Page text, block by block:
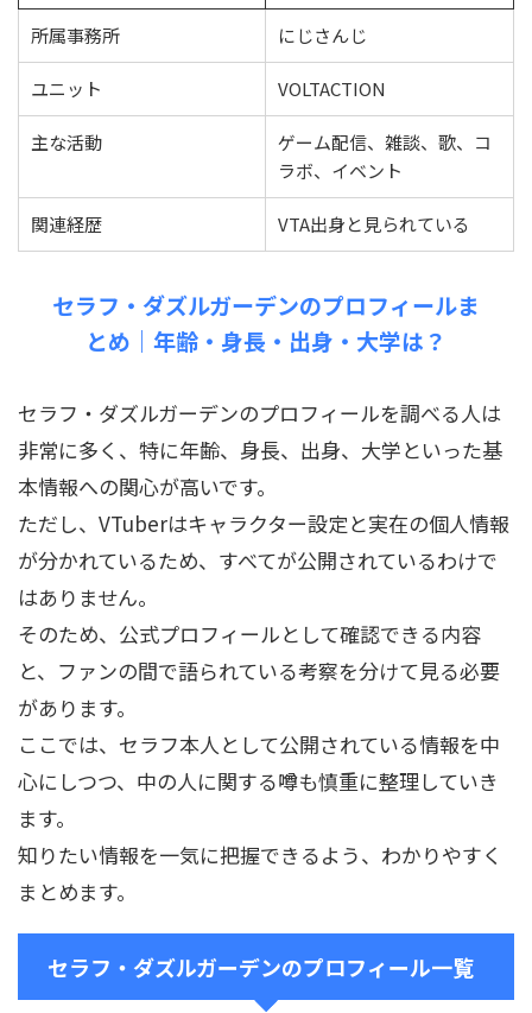
所属事務所
にじさんじ
ユニット VOLTACTION
主な活動
ゲーム配信、雑談、歌、コ
ラボ、イベント
関連経歴 VTA出身と見られている
セラフ・ダズルガーデンのプロフィールま
とめ｜年齢・身長・出身・大学は？
セラフ・ダズルガーデンのプロフィールを調べる人は
非常に多く、特に年齢、身長、出身、大学といった基
本情報への関心が高いです。
ただし、VTuberはキャラクター設定と実在の個人情報
が分かれているため、すべてが公開されているわけで
はありません。
そのため、公式プロフィールとして確認できる内容
と、ファンの間で語られている考察を分けて見る必要
があります。
ここでは、セラフ本人として公開されている情報を中
心にしつつ、中の人に関する噂も慎重に整理していき
ます。
知りたい情報を一気に把握できるよう、わかりやすく
まとめます。
セラフ・ダズルガーデンのプロフィール一覧